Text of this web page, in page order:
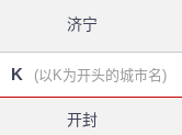
济宁
K (以K为开头的城市名)
开封